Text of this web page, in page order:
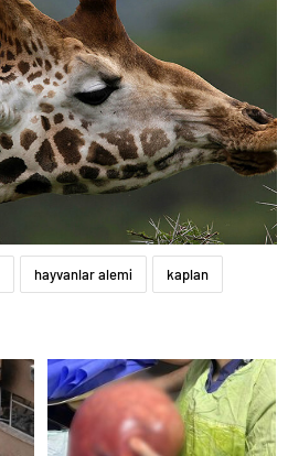
hayvanlar alemi kaplan